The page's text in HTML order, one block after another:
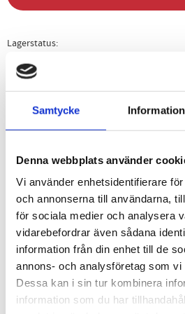
Samtycke Information
Denna webbplats använder
Vi använder enhetsidentifierare
och annonserna till användarna,
för sociala medier och analysera
vidarebefordrar även sådana
information från din enhet till de
annons- och analysföretag som vi
Dessa kan i sin tur kombinera
information som du har
Lagerstatus
Artikelnr
Vikt
Med en extra klämdel kan man få
Säljs i par
. Ett par klämdelar krävs för
du byta på två konsoler behöver du
RELATERADE